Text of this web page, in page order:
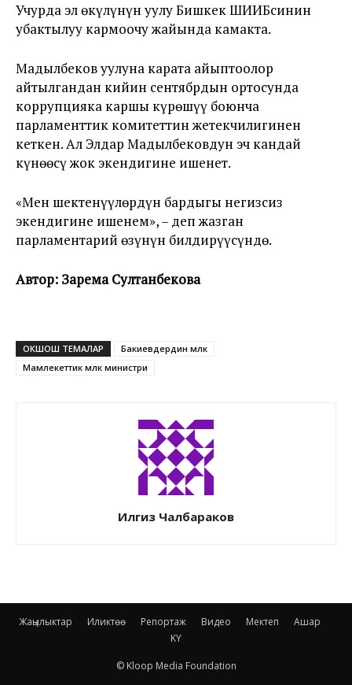
Учурда эл өкүлүнүн уулу Бишкек ШИИБсинин
убактылуу кармоочу жайында камакта.
Мадылбеков уулуна карата айыптоолор
айтылгандан кийин сентябрдын ортосунда
коррупцияка каршы күрөшүү боюнча
парламенттик комитеттин жетекчилигинен
кеткен. Ал Элдар Мадылбековдун эч кандай
күнөөсү жок экендигине ишенет.
«Мен шектенүүлөрдүн бардыгы негизсиз
экендигине ишенем», – деп жазган
парламентарий өзүнүн билдирүүсүндө.
Автор: Зарема Султанбекова
ОКШОШ ТЕМАЛАР
Бакиевдердин мүлкү
Мамлекеттик мүлк министри
Илгиз Чалбараков
Жаңылыктар Иликтөө Репортаж Видео Мектеп
Ашар
KY
© Kloop Media Foundation